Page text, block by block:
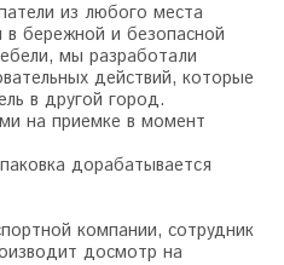
из любого места
в бережной и безопасной
мы разработали
действий, которые
в другой город.
на приемке в момент
дорабатывается
компании, сотрудник
досмотр на